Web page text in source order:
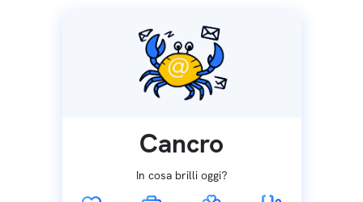
Cancro
In cosa brilli oggi?